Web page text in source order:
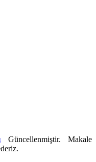
Güncellenmiştir. Makale